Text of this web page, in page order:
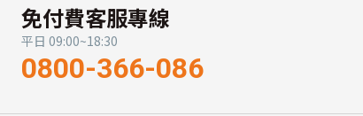
免付費客服專線
平日 09:00~18:30
0800-366-086